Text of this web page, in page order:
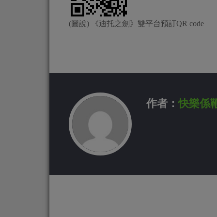
(圖說) 《迪托之劍》雙平台預訂QR code
作者：快樂係